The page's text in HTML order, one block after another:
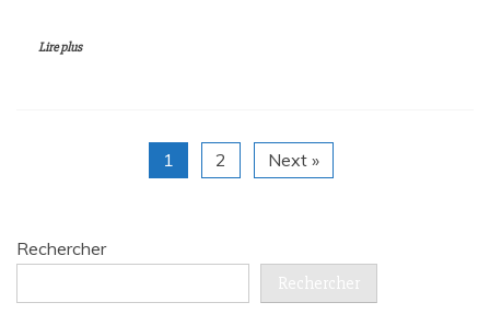
Lire plus
1 2 Next »
Rechercher
Rechercher